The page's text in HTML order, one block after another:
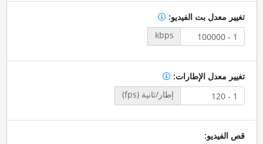
تغيير معدل بت الفيديو:
kbps
تغيير معدل الإطارات:
إطار/ثانية (fps)
قص الفيديو: